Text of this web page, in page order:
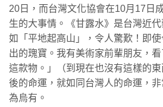
20日，而台灣文化協會在10月17日
生的大事情。《甘露水》是台灣近
如「平地起高山」，令人驚歎！即
出的瑰寶。我有美術家前輩朋友，
這款物。」（到現在也沒有這樣的
後的命運，就如同台灣人的命運，
為烏有。